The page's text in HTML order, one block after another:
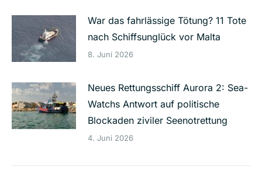
War das fahrlässige Tötung? 11 Tote
nach Schiffsunglück vor Malta
8. Juni 2026
Neues Rettungsschiff Aurora 2: Sea-
Watchs Antwort auf politische
Blockaden ziviler Seenotrettung
4. Juni 2026